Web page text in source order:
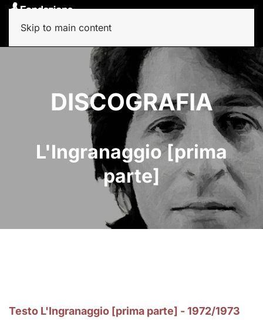
Skip to main content
DISCOGRAFIA
L'Ingranaggio [prima
parte]
Testo L'Ingranaggio [prima parte] - 1972/1973